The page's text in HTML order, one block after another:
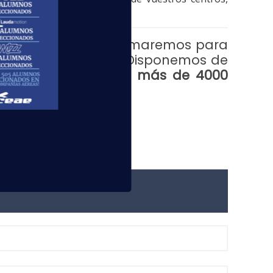
Pasajeros
te formaremos para
aéreas. Disponemos de
más de 4000